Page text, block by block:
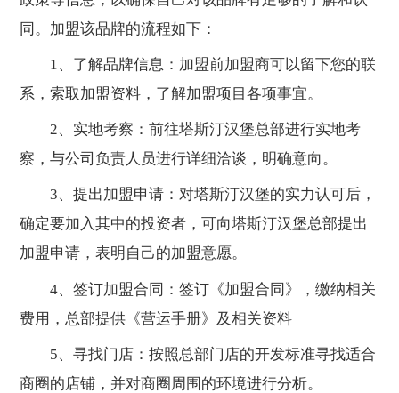
同。加盟该品牌的流程如下：
1、了解品牌信息：加盟前加盟商可以留下您的联
系，索取加盟资料，了解加盟项目各项事宜。
2、实地考察：前往塔斯汀汉堡总部进行实地考
察，与公司负责人员进行详细洽谈，明确意向。
3、提出加盟申请：对塔斯汀汉堡的实力认可后，
确定要加入其中的投资者，可向塔斯汀汉堡总部提出
加盟申请，表明自己的加盟意愿。
4、签订加盟合同：签订《加盟合同》，缴纳相关
费用，总部提供《营运手册》及相关资料
5、寻找门店：按照总部门店的开发标准寻找适合
商圈的店铺，并对商圈周围的环境进行分析。